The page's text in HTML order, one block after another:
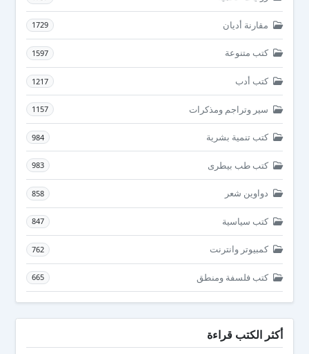
مقارنة أديان 1729
كتب متنوعة 1597
كتب أدب 1217
سير وتراجم ومذكرات 1157
كتب تنمية بشرية 984
كتب طب بيطرى 983
دواوين شعر 858
كتب سياسية 847
كمبيوتر وانترنت 762
كتب فلسفة ومنطق 665
أكثر الكتب قراءة